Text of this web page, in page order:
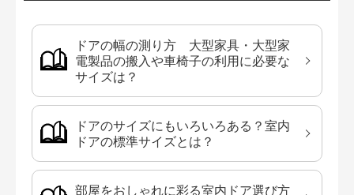
ドアの幅の測り方 大型家具・大型家
電製品の搬入や車椅子の利用に必要な
サイズは？
ドアのサイズにもいろいろある？室内
ドアの標準サイズとは？
部屋をおしゃれに彩る室内ドア選び方